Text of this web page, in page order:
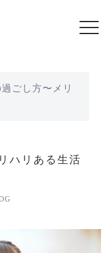
ごし方〜メリ
ハリある生活